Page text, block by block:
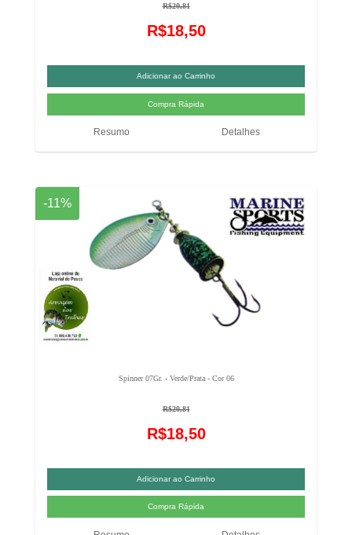
R$20,81
R$18,50
Resumo Detalhes
-11%
Spinner 07Gr. - Verde/Prata - Cor 06
R$20,81
R$18,50